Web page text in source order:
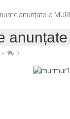
anunțate la
0